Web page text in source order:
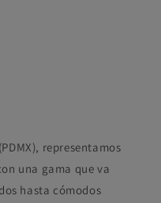
representamos
una gama que va
hasta cómodos